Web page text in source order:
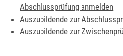
Abschlussprüfung anmelden
Auszubildende zur
Auszubildende zur